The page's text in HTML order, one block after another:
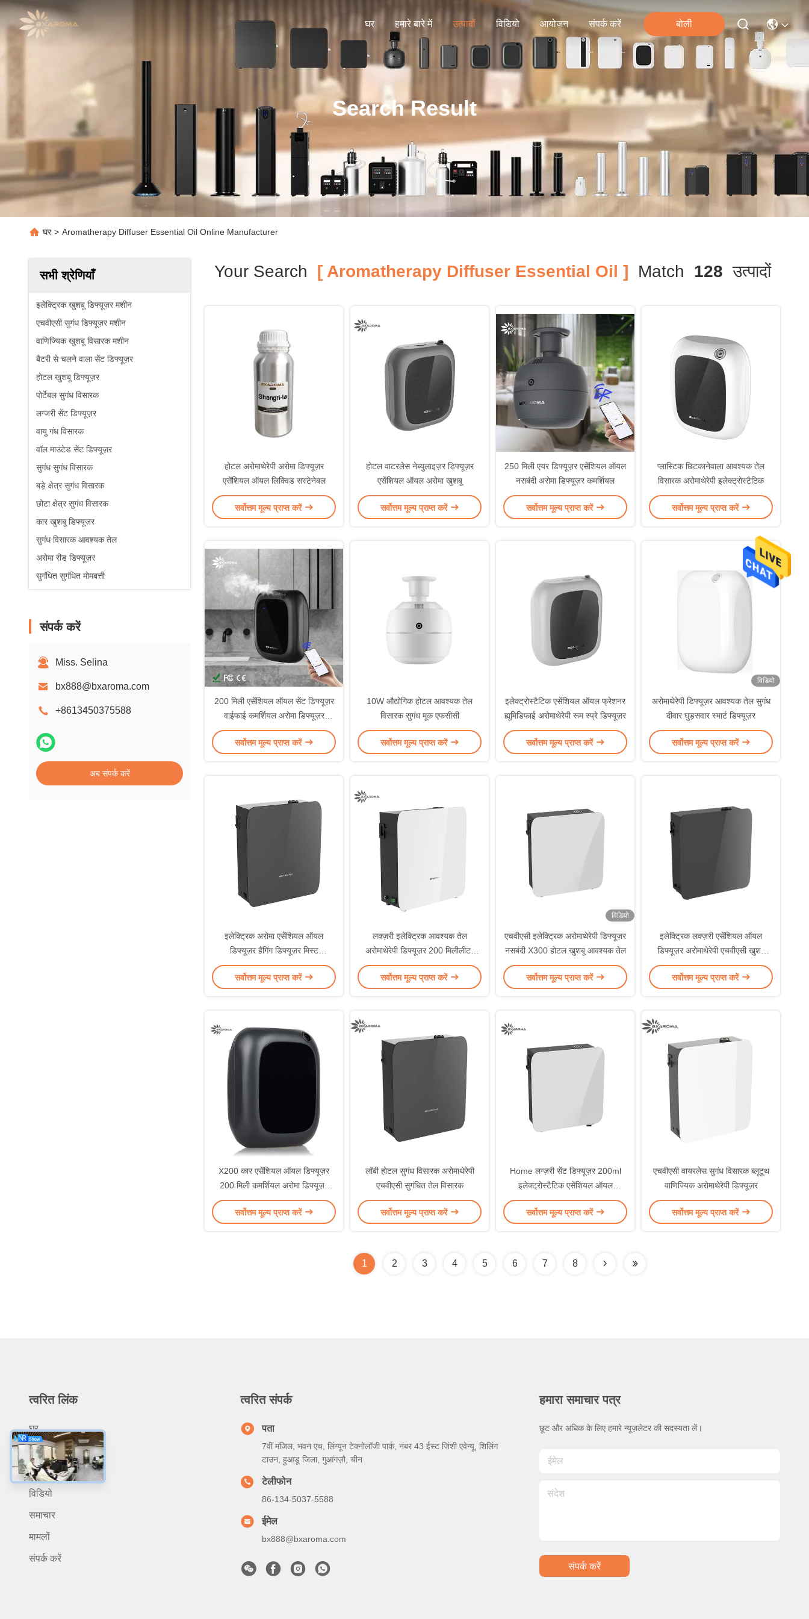
घर हमारे बारे में उत्पादों विडियो आयोजन संपर्क करें बोली
Search Result
घर > Aromatherapy Diffuser Essential Oil Online Manufacturer
सभी श्रेणियाँ
इलेक्ट्रिक खुशबू डिफ्यूज़र मशीन
एचवीएसी सुगंध डिफ्यूज़र मशीन
वाणिज्यिक खुशबू विसारक मशीन
बैटरी से चलने वाला सेंट डिफ्यूज़र
होटल खुशबू डिफ्यूज़र
पोर्टेबल सुगंध विसारक
लग्जरी सेंट डिफ्यूज़र
वायु गंध विसारक
वॉल माउंटेड सेंट डिफ्यूज़र
सुगंध सुगंध विसारक
बड़े क्षेत्र सुगंध विसारक
छोटा क्षेत्र सुगंध विसारक
कार खुशबू डिफ्यूज़र
सुगंध विसारक आवश्यक तेल
अरोमा रीड डिफ्यूज़र
सुगंधित सुगंधित मोमबत्ती
संपर्क करें
Miss. Selina
bx888@bxaroma.com
+8613450375588
अब संपर्क करें
Your Search [ Aromatherapy Diffuser Essential Oil ] Match 128 उत्पादों
होटल अरोमाथेरेपी अरोमा डिफ्यूज़र
एसेंशियल ऑयल लिक्विड सस्टेनेबल
सर्वोत्तम मूल्य प्राप्त करें
होटल वाटरलेस नेब्युलाइज़र डिफ्यूज़र
एसेंशियल ऑयल अरोमा खुशबू
सर्वोत्तम मूल्य प्राप्त करें
250 मिली एयर डिफ्यूज़र एसेंशियल ऑयल
नसबंदी अरोमा डिफ्यूज़र कमर्शियल
सर्वोत्तम मूल्य प्राप्त करें
प्लास्टिक छिटकानेवाला आवश्यक तेल
विसारक अरोमाथेरेपी इलेक्ट्रोस्टैटिक
सर्वोत्तम मूल्य प्राप्त करें
200 मिली एसेंशियल ऑयल सेंट डिफ्यूज़र
वाईफाई कमर्शियल अरोमा डिफ्यूज़र
ROHS
सर्वोत्तम मूल्य प्राप्त करें
10W औद्योगिक होटल आवश्यक तेल
विसारक सुगंध मूक एफसीसी
सर्वोत्तम मूल्य प्राप्त करें
इलेक्ट्रोस्टैटिक एसेंशियल ऑयल फ्रेशनर
ह्यूमिडिफाई अरोमाथेरेपी रूम स्प्रे डिफ्यूज़र
सर्वोत्तम मूल्य प्राप्त करें
विडियो
अरोमाथेरेपी डिफ्यूज़र आवश्यक तेल सुगंध
दीवार घुड़सवार स्मार्ट डिफ्यूज़र
सर्वोत्तम मूल्य प्राप्त करें
इलेक्ट्रिक अरोमा एसेंशियल ऑयल
डिफ्यूज़र हैंगिंग डिफ्यूज़र मिस्ट
ह्यूमिडिफायर मेटल
सर्वोत्तम मूल्य प्राप्त करें
लक्ज़री इलेक्ट्रिक आवश्यक तेल
अरोमाथेरेपी डिफ्यूज़र 200 मिलीलीटर
RoHS
सर्वोत्तम मूल्य प्राप्त करें
विडियो
एचवीएसी इलेक्ट्रिक अरोमाथेरेपी डिफ्यूज़र
नसबंदी X300 होटल खुशबू आवश्यक तेल
सर्वोत्तम मूल्य प्राप्त करें
इलेक्ट्रिक लक्ज़री एसेंशियल ऑयल
डिफ्यूज़र अरोमाथेरेपी एचवीएसी खुशबू
डिफ्यूज़र
सर्वोत्तम मूल्य प्राप्त करें
X200 कार एसेंशियल ऑयल डिफ्यूज़र
200 मिली कमर्शियल अरोमा डिफ्यूज़र
अरोमाथेरेपी
सर्वोत्तम मूल्य प्राप्त करें
लॉबी होटल सुगंध विसारक अरोमाथेरेपी
एचवीएसी सुगंधित तेल विसारक
सर्वोत्तम मूल्य प्राप्त करें
Home लग्ज़री सेंट डिफ्यूज़र 200ml
इलेक्ट्रोस्टैटिक एसेंशियल ऑयल
अरोमाथेरेपी
सर्वोत्तम मूल्य प्राप्त करें
एचवीएसी वायरलेस सुगंध विसारक ब्लूटूथ
वाणिज्यिक अरोमाथेरेपी डिफ्यूज़र
सर्वोत्तम मूल्य प्राप्त करें
1 2 3 4 5 6 7 8
त्वरित लिंक
घर
हमारे बारे में
उत्पादों
विडियो
समाचार
मामलों
संपर्क करें
त्वरित संपर्क
पता
7वीं मंजिल, भवन एच, लिंग्यून टेक्नोलॉजी पार्क, नंबर 43 ईस्ट जिंशी एवेन्यू, शिलिंग
टाउन, हुआडू जिला, गुआंगज़ौ, चीन
टेलीफोन
86-134-5037-5588
ईमेल
bx888@bxaroma.com
हमारा समाचार पत्र
छूट और अधिक के लिए हमारे न्यूज़लेटर की सदस्यता लें।
संपर्क करें